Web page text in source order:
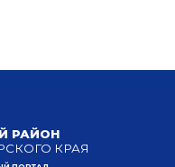
РАЙОН
КРАЯ